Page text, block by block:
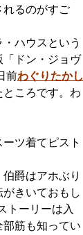
れるのがすご
ハウスという
ドン・ジョヴ
前わぐりたかし
ころです。わ
ツ着てピスト
爵はアホぶり
きいておもし
トーリーは入
筋も知ってい